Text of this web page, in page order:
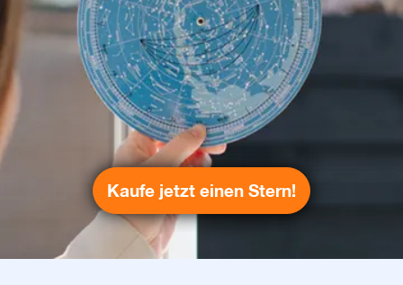
Kaufe jetzt einen Stern!